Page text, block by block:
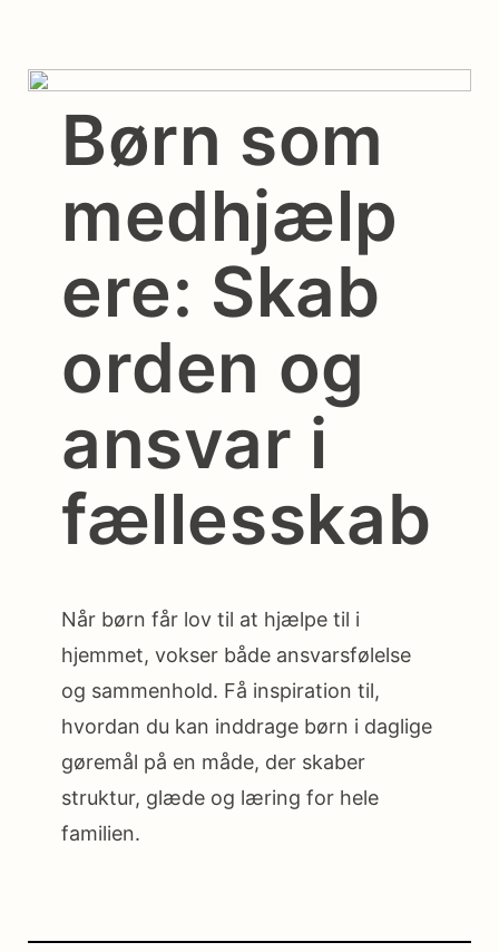
Børn som
medhjælp
ere: Skab
orden og
ansvar i
fællesskab
Når børn får lov til at hjælpe til i
hjemmet, vokser både ansvarsfølelse
og sammenhold. Få inspiration til,
hvordan du kan inddrage børn i daglige
gøremål på en måde, der skaber
struktur, glæde og læring for hele
familien.